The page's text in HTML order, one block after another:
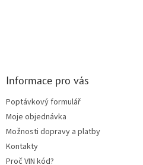
Informace pro vás
Poptávkový formulář
Moje objednávka
Možnosti dopravy a platby
Kontakty
Proč VIN kód?